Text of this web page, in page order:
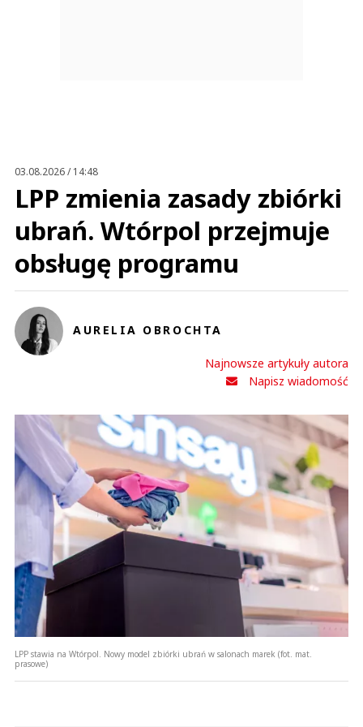
03.08.2026 / 14:48
LPP zmienia zasady zbiórki
ubrań. Wtórpol przejmuje
obsługę programu
AURELIA OBROCHTA
Najnowsze artykuły autora
Napisz wiadomość
LPP stawia na Wtórpol. Nowy model zbiórki ubrań w salonach marek (fot. mat.
prasowe)